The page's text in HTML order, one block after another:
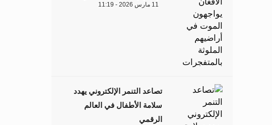
11 مارس 2026 - 11:19
تصاعد التنمر الإلكتروني يهدد
سلامة الأطفال في العالم
الرقمي